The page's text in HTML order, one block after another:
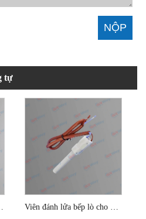
tự
dăm gỗ Viên đánh lửa bếp lò cho nồi hơi dăm gỗ